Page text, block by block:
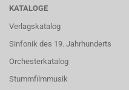
KATALOGE
Verlagskatalog
Sinfonik des 19. Jahrhunderts
Orchesterkatalog
Stummfilmmusik